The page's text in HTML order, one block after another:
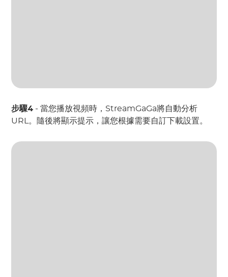
步驟4 - 當您播放視頻時，StreamGaGa將自動分析
URL。隨後將顯示提示，讓您根據需要自訂下載設置。